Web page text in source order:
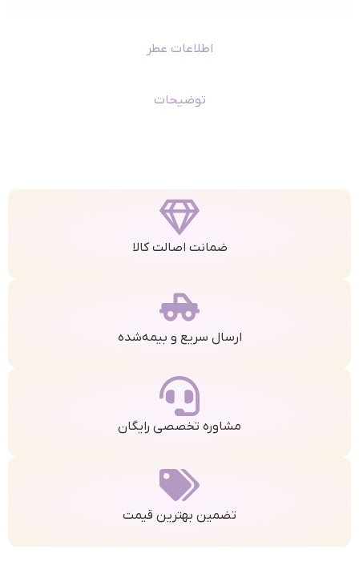
اطلاعات عطر
توضیحات
ضمانت اصالت کالا
ارسال سریع و بیمه‌شده
مشاوره تخصصی رایگان
تضمین بهترین قیمت